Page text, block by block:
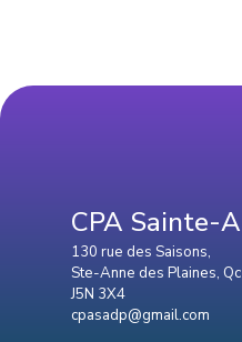
CPA Sainte-
130 rue des Saisons,
Ste-Anne des Plaines, Qc
J5N 3X4
cpasadp@gmail.com